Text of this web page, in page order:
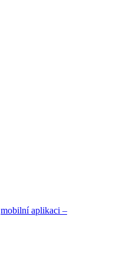
mobilní aplikaci –